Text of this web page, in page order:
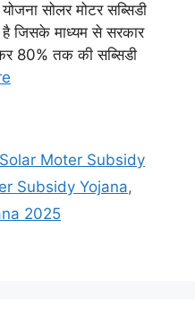
सोलर मोटर सब्सिडी
जिसके माध्यम से सरकार
80% तक की सब्सिडी
Solar Moter Subsidy
Subsidy Yojana,
2025